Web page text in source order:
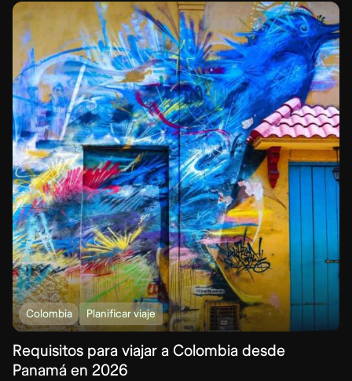
Colombia Planificar viaje
Requisitos para viajar a Colombia desde
Panamá en 2026